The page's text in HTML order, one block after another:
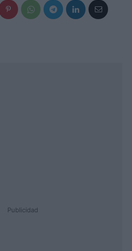
Publicidad